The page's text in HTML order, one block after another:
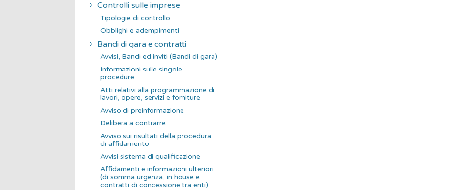
Controlli sulle imprese
Tipologie di controllo
Obblighi e adempimenti
Bandi di gara e contratti
Avvisi, Bandi ed inviti (Bandi di gara)
Informazioni sulle singole
procedure
Atti relativi alla programmazione di
lavori, opere, servizi e forniture
Avviso di preinformazione
Delibera a contrarre
Avviso sui risultati della procedura
di affidamento
Avvisi sistema di qualificazione
Affidamenti e informazioni ulteriori
(di somma urgenza, in house e
contratti di concessione tra enti)